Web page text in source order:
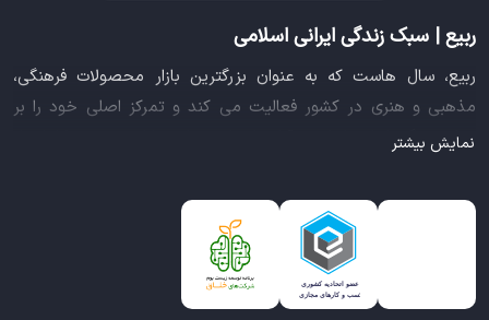
ربیع | سبک زندگی ایرانی اسلامی
ربیع، سال هاست که به عنوان بزرگترین بازار محصولات فرهنگی،
مذهبی و هنری در کشور فعالیت می کند و تمرکز اصلی خود را بر
سبک زندگی ایرانی اسلامی قرار داده است. این بازار مجموعه کاملی از
شما را برای خرید اینترنتی کالاهای فرهنگی، مذهبی و هنری برآورده
ایده خلاقانه عرضه محصولات فرهنگی در بستر اینترنت باعث شد تا
ربیع، علاوه بر داشتن نماد اعتماد الکترونیکی و مجوز سازمان صنفی
نمایش بیشتر